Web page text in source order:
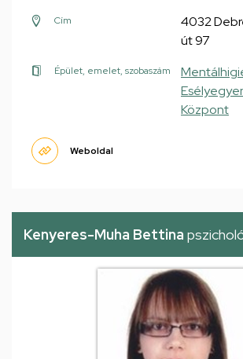
Cím
4032
út 97
Épület, emelet, szobaszám
Központ
Weboldal
Kenyeres-Muha Bettina